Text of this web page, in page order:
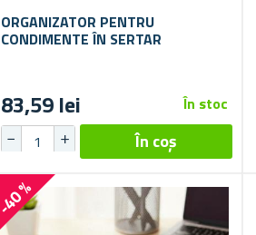
ORGANIZATOR PENTRU
CONDIMENTE ÎN SERTAR
83,59 lei În stoc
-40 %